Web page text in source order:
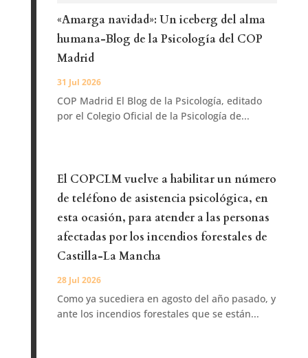
«Amarga navidad»: Un iceberg del alma
humana-Blog de la Psicología del COP
Madrid
31 Jul 2026
COP Madrid El Blog de la Psicología, editado
por el Colegio Oficial de la Psicología de...
El COPCLM vuelve a habilitar un número
de teléfono de asistencia psicológica, en
esta ocasión, para atender a las personas
afectadas por los incendios forestales de
Castilla-La Mancha
28 Jul 2026
Como ya sucediera en agosto del año pasado, y
ante los incendios forestales que se están...